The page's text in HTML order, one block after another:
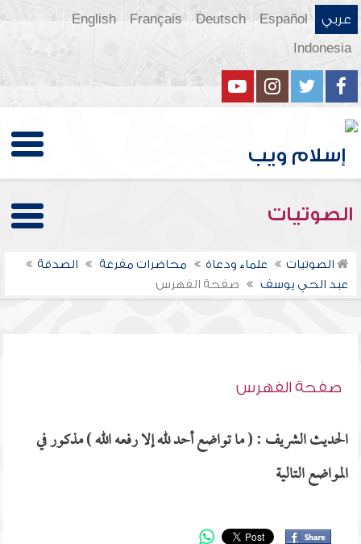
عربي Español
Deutsch
Français
English
Indonesia
الصوتيات
الصوتيات علماء ودعاة محاضرات مفرغة
الصدقة
عبد الحي يوسف
صفحة الفهرس
صفحة الفهرس
الحديث الشريف : ( ما تواضع أحد لله إلا رفعه الله ) مذكور في
المواضع التالية